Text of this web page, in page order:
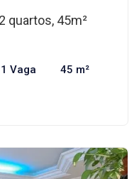
quartos, 45m²
1 Vaga 45 m²